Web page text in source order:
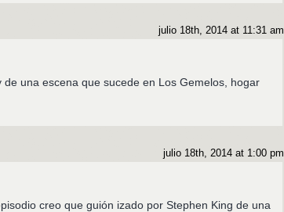
julio 18th, 2014 at 11:31 am
una escena que sucede en Los Gemelos, hogar
julio 18th, 2014 at 1:00 pm
creo que guión izado por Stephen King de una